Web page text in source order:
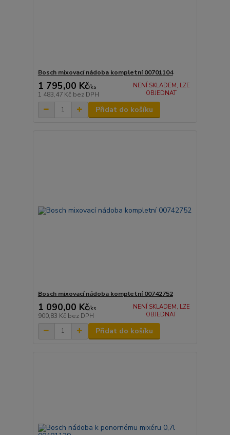
Bosch mixovací nádoba kompletní 00701104
1 795,00 Kč/ks
1 483,47 Kč bez DPH
NENÍ SKLADEM, LZE
OBJEDNAT
Přidat do košíku
Bosch mixovací nádoba kompletní 00742752
1 090,00 Kč/ks
900,83 Kč bez DPH
NENÍ SKLADEM, LZE
OBJEDNAT
Přidat do košíku